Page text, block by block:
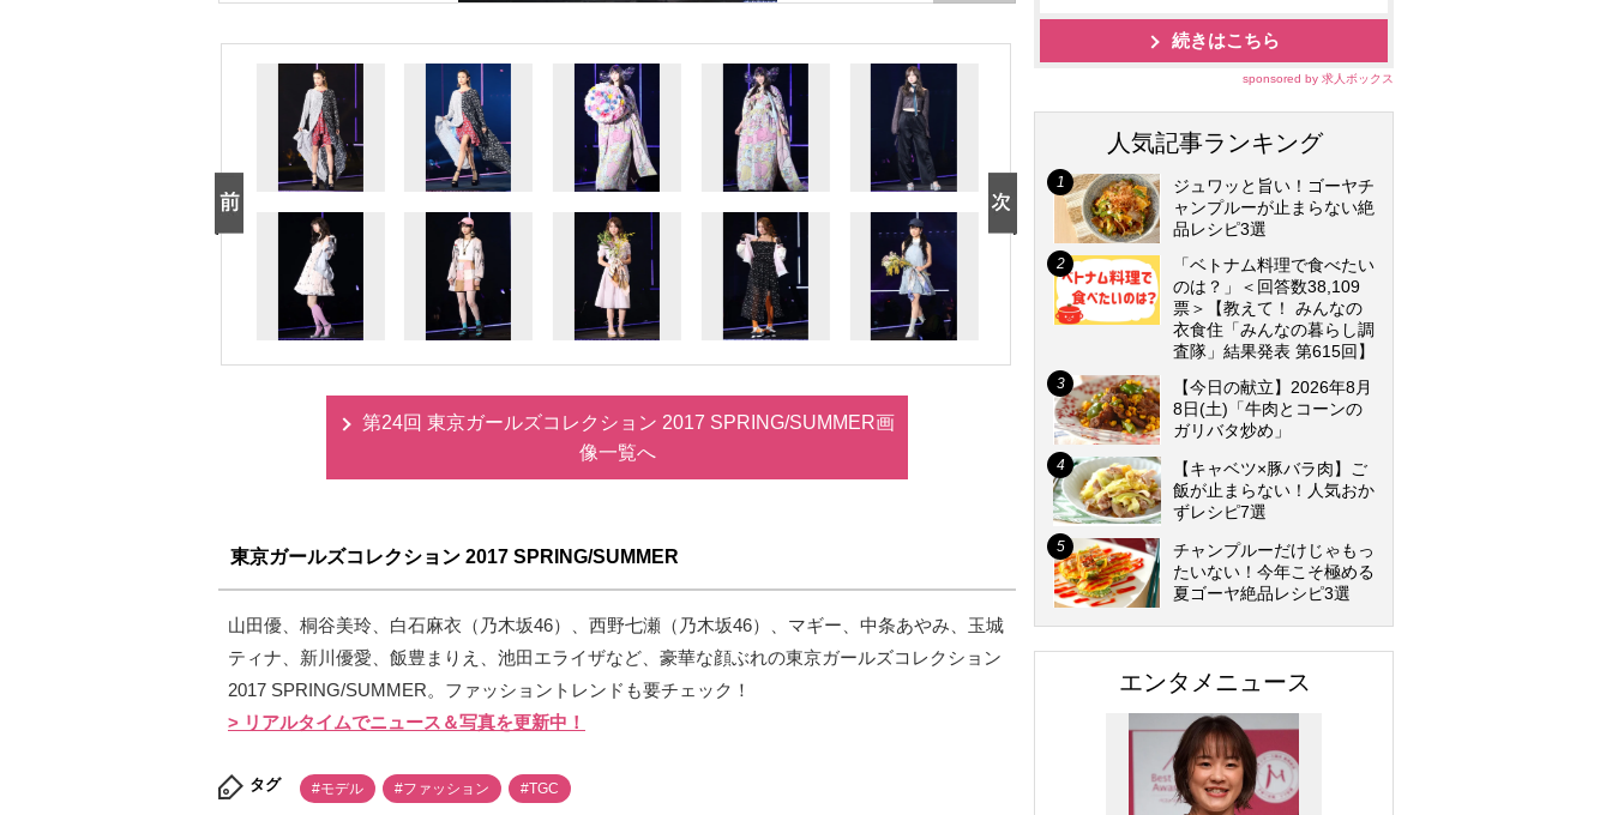
第24回 東京ガールズコレクション 2017 SPRING/SUMMER画
像一覧へ
東京ガールズコレクション 2017 SPRING/SUMMER
山田優、桐谷美玲、白石麻衣（乃木坂46）、西野七瀬（乃木坂46）、マギー、中条あやみ、玉城
ティナ、新川優愛、飯豊まりえ、池田エライザなど、豪華な顔ぶれの東京ガールズコレクション
2017 SPRING/SUMMER。ファッショントレンドも要チェック！
> リアルタイムでニュース＆写真を更新中！
タグ #モデル #ファッション #TGC
続きはこちら
sponsored by 求人ボックス
人気記事ランキング
ジュワッと旨い！ゴーヤチ
ャンプルーが止まらない絶
品レシピ3選
「ベトナム料理で食べたい
のは？」＜回答数38,109
票＞【教えて！ みんなの
衣食住「みんなの暮らし調
査隊」結果発表 第615回】
【今日の献立】2026年8月
8日(土)「牛肉とコーンの
ガリバタ炒め」
【キャベツ×豚バラ肉】ご
飯が止まらない！人気おか
ずレシピ7選
チャンプルーだけじゃもっ
たいない！今年こそ極める
夏ゴーヤ絶品レシピ3選
エンタメニュース